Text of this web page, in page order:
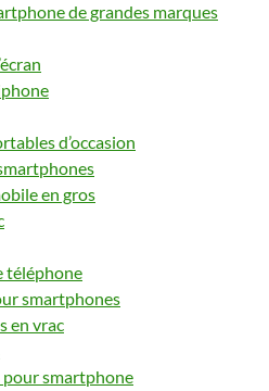
de grandes marques
d’occasion
en gros
téléphone
smartphones
en vrac
pour smartphone